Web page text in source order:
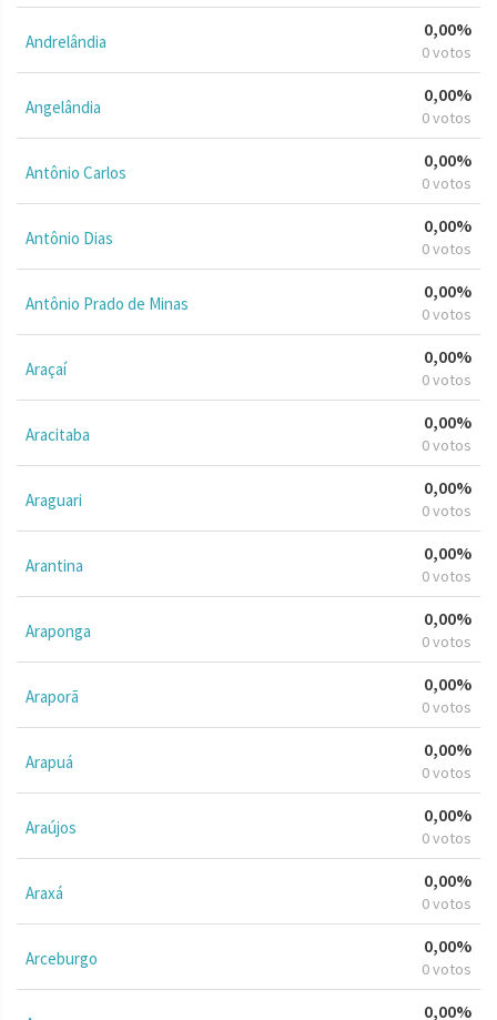
Andrelândia
0,00%
0 votos
Angelândia
0,00%
0 votos
Antônio Carlos
0,00%
0 votos
Antônio Dias
0,00%
0 votos
Antônio Prado de Minas
0,00%
0 votos
Araçaí
0,00%
0 votos
Aracitaba
0,00%
0 votos
Araguari
0,00%
0 votos
Arantina
0,00%
0 votos
Araponga
0,00%
0 votos
Araporã
0,00%
0 votos
Arapuá
0,00%
0 votos
Araújos
0,00%
0 votos
Araxá
0,00%
0 votos
Arceburgo
0,00%
0 votos
0,00%